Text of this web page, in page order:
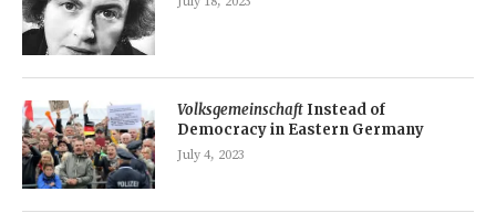
Volksgemeinschaft Instead of
Democracy in Eastern Germany
July 4, 2023